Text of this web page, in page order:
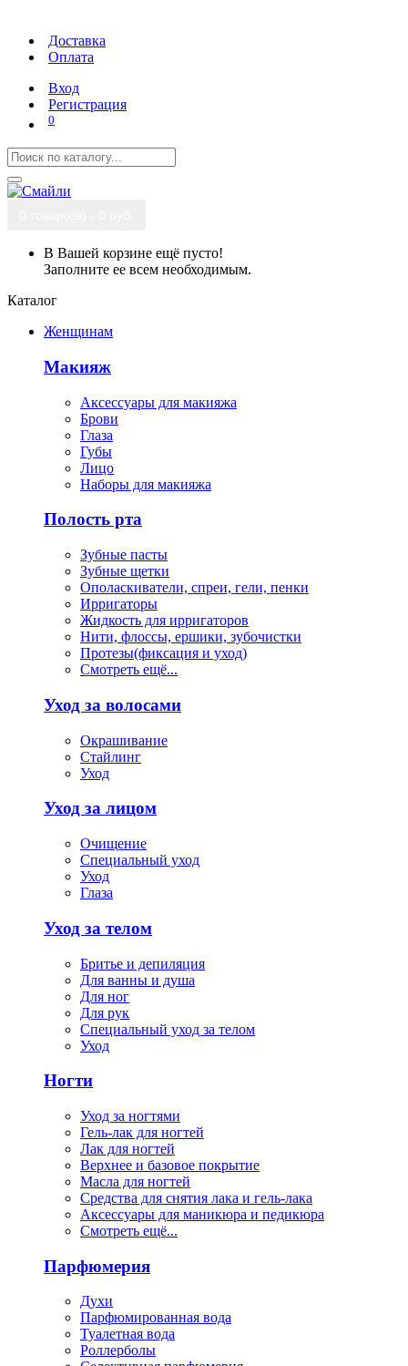
Доставка
Оплата
Вход
Регистрация
0
В Вашей корзине ещё пусто!
Заполните ее всем необходимым.
Каталог
Женщинам
Макияж
Аксессуары для макияжа
Брови
Глаза
Губы
Лицо
Наборы для макияжа
Полость рта
Зубные пасты
Зубные щетки
Ополаскиватели, спреи, гели, пенки
Ирригаторы
Жидкость для ирригаторов
Нити, флоссы, ершики, зубочистки
Протезы(фиксация и уход)
Смотреть ещё...
Уход за волосами
Окрашивание
Стайлинг
Уход
Уход за лицом
Очищение
Специальный уход
Уход
Глаза
Уход за телом
Бритье и депиляция
Для ванны и душа
Для ног
Для рук
Специальный уход за телом
Уход
Ногти
Уход за ногтями
Гель-лак для ногтей
Лак для ногтей
Верхнее и базовое покрытие
Масла для ногтей
Средства для снятия лака и гель-лака
Аксессуары для маникюра и педикюра
Смотреть ещё...
Парфюмерия
Духи
Парфюмированная вода
Туалетная вода
Роллерболы